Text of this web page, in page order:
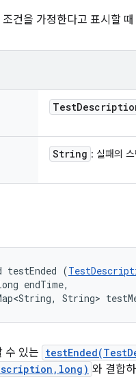
건을 가정한다고 표시할
Test
String : 실패의
(
endTime,
String>
수 있는
와 결합